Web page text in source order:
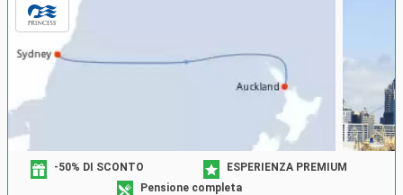
-50% DI SCONTO
ESPERIENZA PREMIUM
Pensione completa